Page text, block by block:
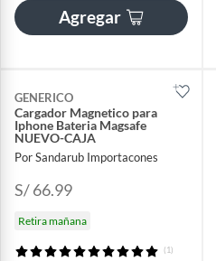
Agregar
GENERICO
Cargador Magnetico para
Iphone Bateria Magsafe
NUEVO-CAJA
Por Sandarub Importacones
S/ 66.99
Retira mañana
(1)